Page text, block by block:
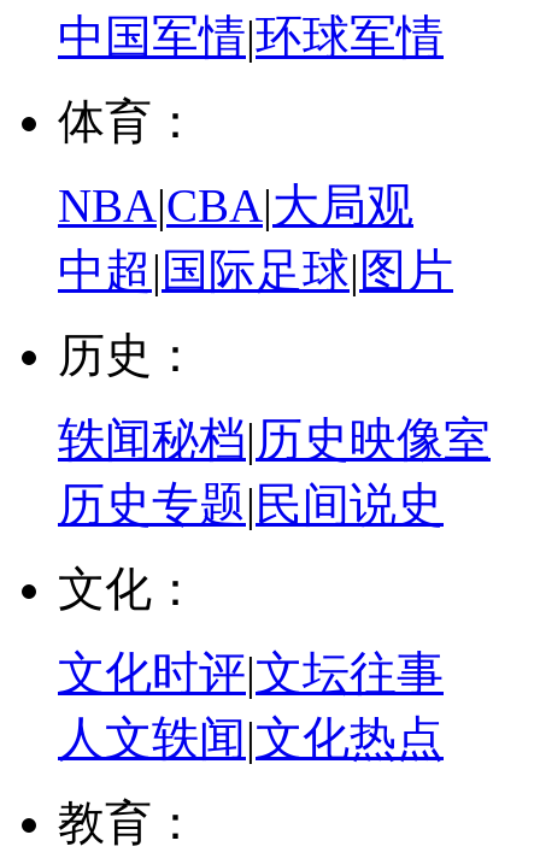
中国军情|环球军情
体育：
NBA|CBA|大局观
中超|国际足球|图片
历史：
轶闻秘档|历史映像室
历史专题| 民间说史
文化：
文化时评|文坛往事
人文轶闻|文化热点
教育：